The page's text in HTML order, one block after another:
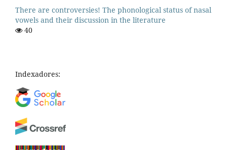
There are controversies! The phonological status of nasal
vowels and their discussion in the literature
40
Indexadores: